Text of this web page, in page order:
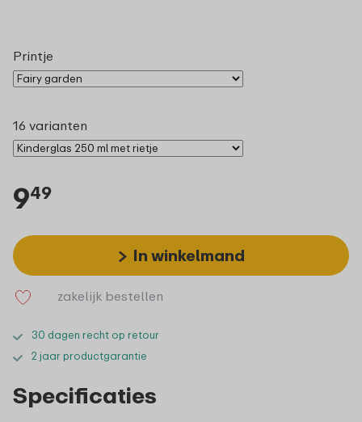
Printje
16 varianten
949
In winkelmand
zakelijk bestellen
30 dagen recht op retour
2 jaar productgarantie
Specificaties